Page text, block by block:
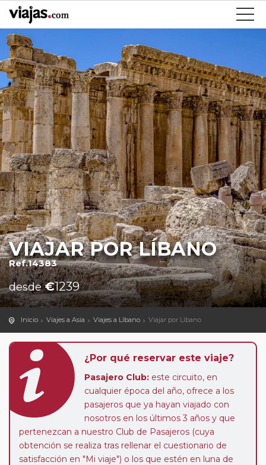
VIAJAR POR LÍBANO
Ref.14383
desde€1239
Inicio Viajes a Asia Viajes a Líbano Viajar por Líbano
¿Por qué reservar este viaje?
Pasajero Club: este circuito, en
cualquier época del año, ofrece a los
pasajeros que ya hayan viajado con
nosotros en los últimos 3 años y que
pertenezcan a nuestro Club de Pasajeros (cuya
obtención se realiza tras rellenar el cuestionario de
satisfacción en "Mi viaje") o los que estén en luna de